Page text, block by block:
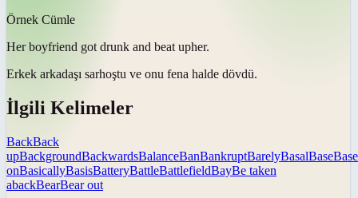
Örnek Cümle
Her boyfriend got drunk and beat upher.
Erkek arkadaşı sarhoştu ve onu fena halde dövdü.
İlgili Kelimeler
BackBack
upBackgroundBackwardsBalanceBanBankruptBarelyBasalBaseBase
onBasicallyBasisBatteryBattleBattlefieldBayBe taken
abackBearBear out